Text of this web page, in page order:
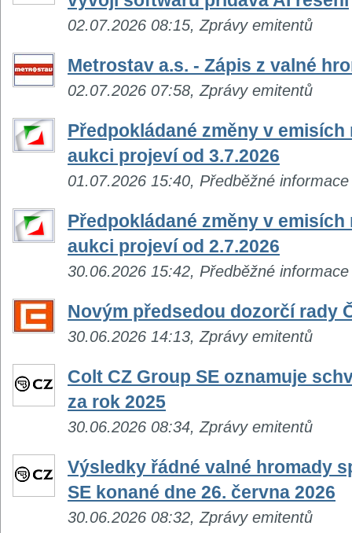
02.07.2026 08:15, Zprávy emitentů
Metrostav a.s. - Zápis z valné
02.07.2026 07:58, Zprávy emitentů
Předpokládané změny v emisích
aukci projeví od 3.7.2026
01.07.2026 15:40, Předběžné informace
Předpokládané změny v emisích
aukci projeví od 2.7.2026
30.06.2026 15:42, Předběžné informace
Novým předsedou dozorčí rady
30.06.2026 14:13, Zprávy emitentů
Colt CZ Group SE oznamuje
za rok 2025
30.06.2026 08:34, Zprávy emitentů
Výsledky řádné valné hromady
SE konané dne 26. června 2026
30.06.2026 08:32, Zprávy emitentů